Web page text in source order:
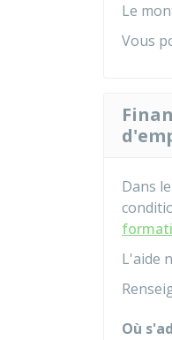
Le
Vous
Dans
L'aide
Où